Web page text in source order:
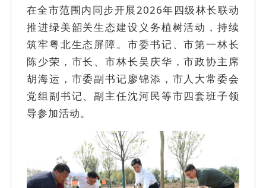
在全市范围内同步开展2026年四级林长联动
推进绿美韶关生态建设义务植树活动，持续
筑牢粤北生态屏障。市委书记、市第一林长
陈少荣，市长、市林长吴庆华，市政协主席
胡海运，市委副书记廖锦添，市人大常委会
党组副书记、副主任沈河民等市四套班子领
导参加活动。